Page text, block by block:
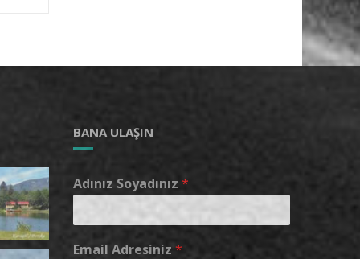
BANA ULAŞIN
Adınız Soyadınız *
Email Adresiniz *